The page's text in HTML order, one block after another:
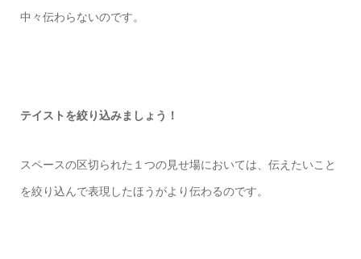
中々伝わらないのです。
テイストを絞り込みましょう！
スペースの区切られた１つの見せ場においては、伝えたいこと
を絞り込んで表現したほうがより伝わるのです。